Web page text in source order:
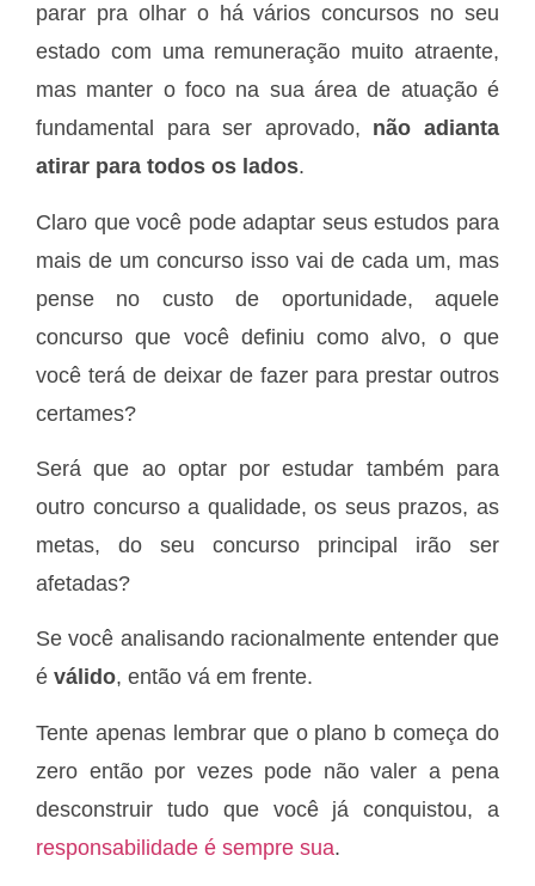
parar pra olhar o há vários concursos no seu
estado com uma remuneração muito atraente,
mas manter o foco na sua área de atuação é
fundamental para ser aprovado, não adianta
atirar para todos os lados.
Claro que você pode adaptar seus estudos para
mais de um concurso isso vai de cada um, mas
pense no custo de oportunidade, aquele
concurso que você definiu como alvo, o que
você terá de deixar de fazer para prestar outros
certames?
Será que ao optar por estudar também para
outro concurso a qualidade, os seus prazos, as
metas, do seu concurso principal irão ser
afetadas?
Se você analisando racionalmente entender que
é válido, então vá em frente.
Tente apenas lembrar que o plano b começa do
zero então por vezes pode não valer a pena
desconstruir tudo que você já conquistou, a
responsabilidade é sempre sua.